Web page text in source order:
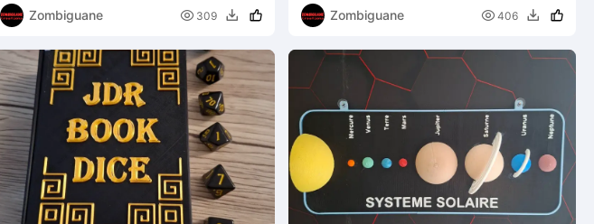
Zombiguane
 309 
Zombiguane
 406 